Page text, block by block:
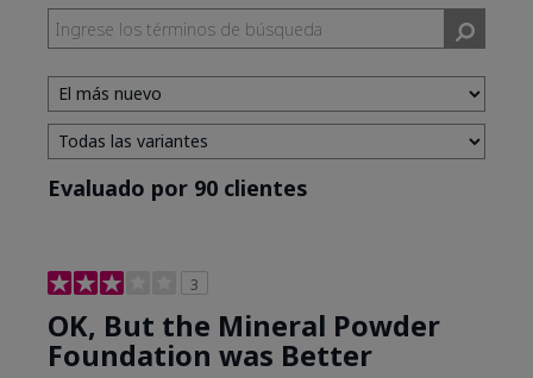
Evaluado por 90 clientes
3
OK, But the Mineral Powder
Foundation was Better